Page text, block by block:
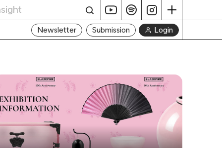
Newsletter Submission Login